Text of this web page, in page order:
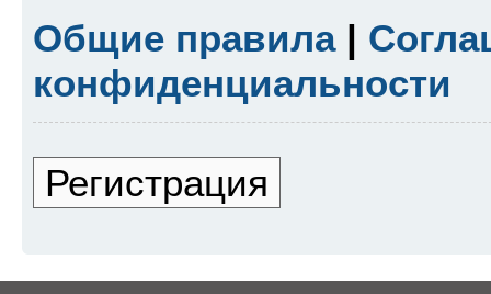
Общие правила|
конфиденциальности
Регистрация